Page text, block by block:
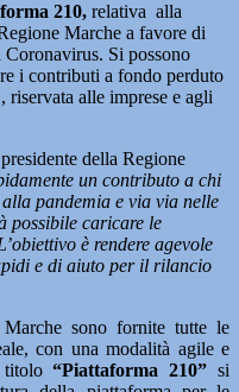
210, relativa alla
Marche a favore di
Coronavirus. Si possono
i contributi a fondo perduto
alle imprese e agli
della Regione
un contributo a chi
pandemia e via via nelle
possibile caricare le
è rendere agevole
e di aiuto per il rilancio
sono fornite tutte le
con una modalità agile e
titolo“Piattaforma 210” si